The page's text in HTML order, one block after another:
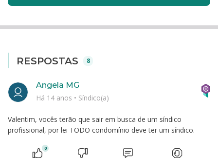
RESPOSTAS 8
Valentim, vocês terão que sair em busca de um síndico
profissional, por lei TODO condomínio deve ter um síndico.
Angela MG
Há 14 anos • Síndico(a)
0